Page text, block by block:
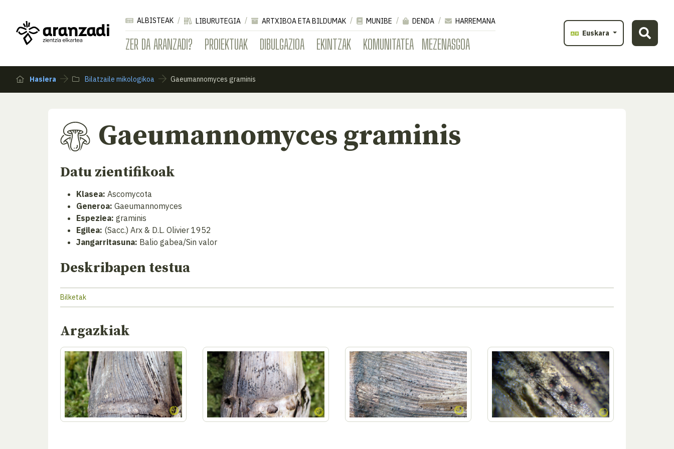
ZER DA ARANZADI? PROIEKTUAK DIBULGAZIOA EKINTZAK KOMUNITATEA MEZENASGOA
ALBISTEAK LIBURUTEGIA ARTXIBOA ETA BILDUMAK MUNIBE DENDA
HARREMANA
Euskara
Hasiera Bilatzaile mikologikoa Gaeumannomyces graminis
Gaeumannomyces graminis
Datu zientifikoak
Klasea: Ascomycota
Generoa: Gaeumannomyces
Espeziea: graminis
Egilea: (Sacc.) Arx & D.L. Olivier 1952
Jangarritasuna: Balio gabea/Sin valor
Deskribapen testua
Bilketak
Argazkiak